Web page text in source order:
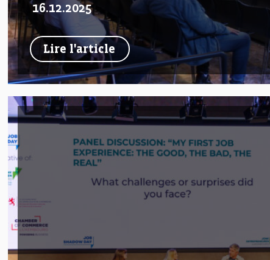
Lire l'article
16.12.2025